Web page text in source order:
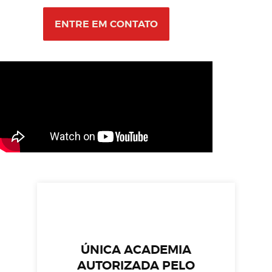
ENTRE EM CONTATO
ÚNICA ACADEMIA
AUTORIZADA PELO